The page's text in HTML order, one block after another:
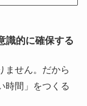
識的に確保する
ません。だから
時間」をつくる